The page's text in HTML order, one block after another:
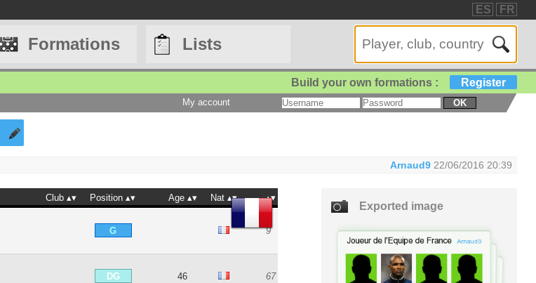
ES FR
Formations Lists
Build your own formations : Register
My account OK
Arnaud9 22/06/2016 20:39
Club Position Age Nat
G 9
DG 46 67
Exported image